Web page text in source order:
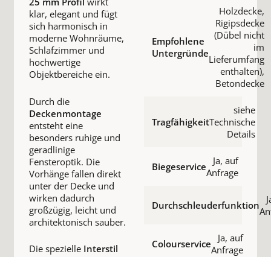
klar, elegant und fügt
sich harmonisch in
moderne Wohnräume,
Schlafzimmer und
hochwertige
Objektbereiche ein.
Durch die
Deckenmontage
entsteht eine
besonders ruhige und
geradlinige
Fensteroptik. Die
Vorhänge fallen direkt
unter der Decke und
wirken dadurch
großzügig, leicht und
architektonisch sauber.
Die spezielle Interstil
Empfohlene
Untergründe
Holzdecke,
Rigipsdecke
(Dübel nicht
im
Lieferumfang
enthalten),
Betondecke
Tragfähigkeit
siehe
Technische
Details
Biegeservice
Ja, auf
Anfrage
Durchschleuderfunktion
Colourservice
Ja, auf
Anfrage